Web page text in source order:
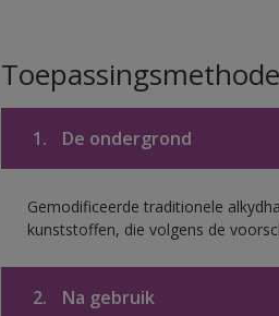
Toepassingsmethode
1. De ondergrond
Gemodificeerde traditionele
kunststoffen, die volgens de
2. Na gebruik